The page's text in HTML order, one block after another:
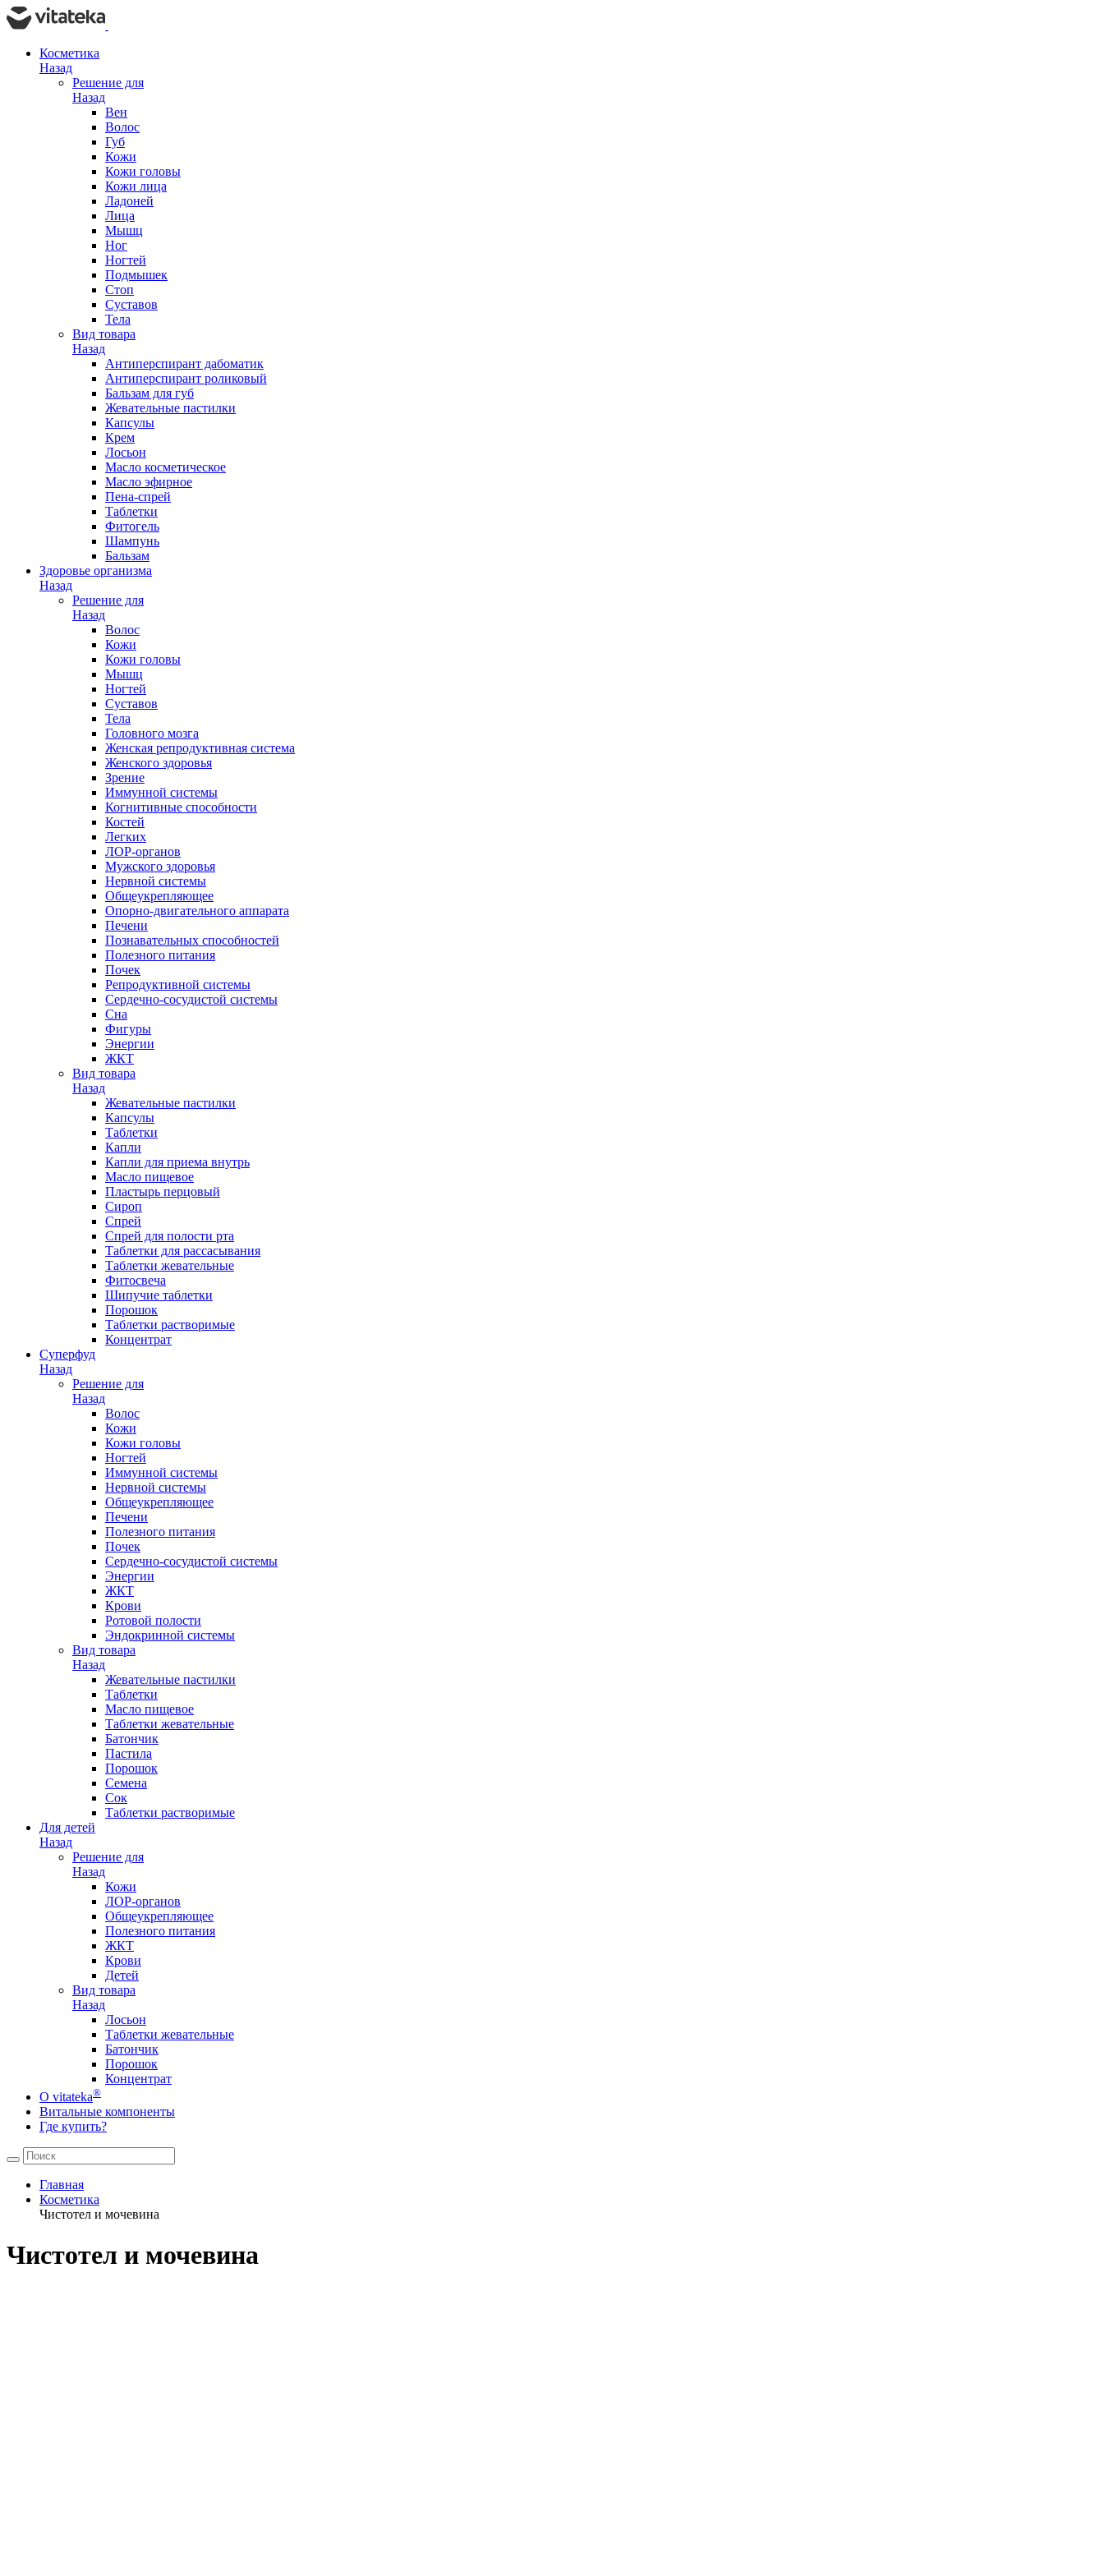
Косметика
Назад
Решение для
Назад
Вен
Волос
Губ
Кожи
Кожи головы
Кожи лица
Ладоней
Лица
Мышц
Ног
Ногтей
Подмышек
Стоп
Суставов
Тела
Вид товара
Назад
Антиперспирант дабоматик
Антиперспирант роликовый
Бальзам для губ
Жевательные пастилки
Капсулы
Крем
Лосьон
Масло косметическое
Масло эфирное
Пена-спрей
Таблетки
Фитогель
Шампунь
Бальзам
Здоровье организма
Назад
Решение для
Назад
Волос
Кожи
Кожи головы
Мышц
Ногтей
Суставов
Тела
Головного мозга
Женская репродуктивная система
Женского здоровья
Зрение
Иммунной системы
Когнитивные способности
Костей
Легких
ЛОР-органов
Мужского здоровья
Нервной системы
Общеукрепляющее
Опорно-двигательного аппарата
Печени
Познавательных способностей
Полезного питания
Почек
Репродуктивной системы
Сердечно-сосудистой системы
Сна
Фигуры
Энергии
ЖКТ
Вид товара
Назад
Жевательные пастилки
Капсулы
Таблетки
Капли
Капли для приема внутрь
Масло пищевое
Пластырь перцовый
Сироп
Спрей
Спрей для полости рта
Таблетки для рассасывания
Таблетки жевательные
Фитосвеча
Шипучие таблетки
Порошок
Таблетки растворимые
Концентрат
Суперфуд
Назад
Решение для
Назад
Волос
Кожи
Кожи головы
Ногтей
Иммунной системы
Нервной системы
Общеукрепляющее
Печени
Полезного питания
Почек
Сердечно-сосудистой системы
Энергии
ЖКТ
Крови
Ротовой полости
Эндокринной системы
Вид товара
Назад
Жевательные пастилки
Таблетки
Масло пищевое
Таблетки жевательные
Батончик
Пастила
Порошок
Семена
Сок
Таблетки растворимые
Для детей
Назад
Решение для
Назад
Кожи
ЛОР-органов
Общеукрепляющее
Полезного питания
ЖКТ
Крови
Детей
Вид товара
Назад
Лосьон
Таблетки жевательные
Батончик
Порошок
Концентрат
О vitateka®
Витальные компоненты
Где купить?
Главная
Косметика
Чистотел и мочевина
Чистотел и мочевина